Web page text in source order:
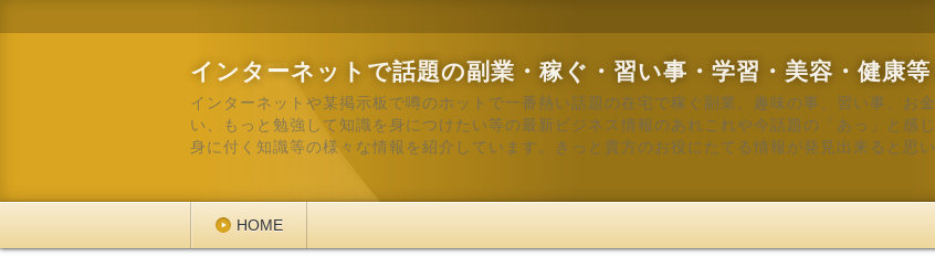
インターネットで話題の副業・稼ぐ・習い事・学習・美容・健康
インターネットや某掲示板で噂のホットで一番熱い話題の在宅で稼ぐ副業、趣味の事、習い事、お
い、もっと勉強して知識を身につけたい等の最新ビジネス情報のあれこれや今話題の「あっ」と感
身に付く知識等の様々な情報を紹介しています。きっと貴方のお役にたてる情報が発見出来ると思
HOME